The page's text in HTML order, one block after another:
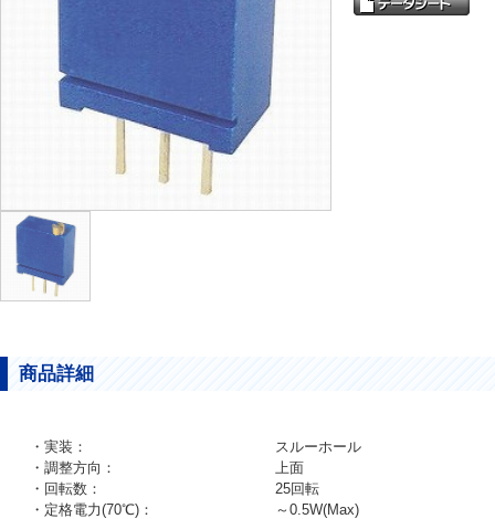
商品詳細
・実装：
スルーホール
・調整方向：
上面
・回転数：
25回転
・定格電力(70℃)：
～0.5W(Max)